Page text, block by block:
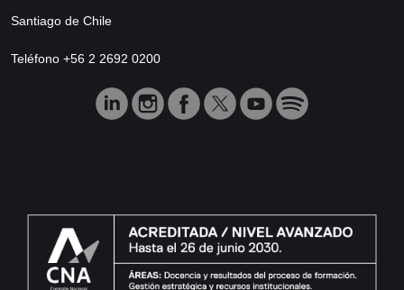
Santiago de Chile
Teléfono +56 2 2692 0200